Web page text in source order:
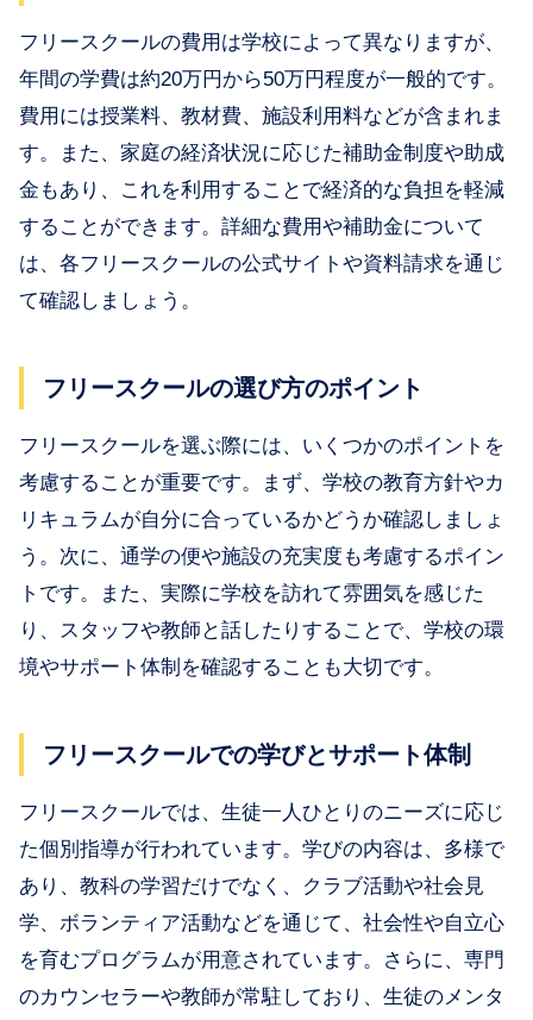
フリースクールの費用は学校によって異なりますが、
年間の学費は約20万円から50万円程度が一般的です。
費用には授業料、教材費、施設利用料などが含まれま
す。また、家庭の経済状況に応じた補助金制度や助成
金もあり、これを利用することで経済的な負担を軽減
することができます。詳細な費用や補助金について
は、各フリースクールの公式サイトや資料請求を通じ
て確認しましょう。
フリースクールの選び方のポイント
フリースクールを選ぶ際には、いくつかのポイントを
考慮することが重要です。まず、学校の教育方針やカ
リキュラムが自分に合っているかどうか確認しましょ
う。次に、通学の便や施設の充実度も考慮するポイン
トです。また、実際に学校を訪れて雰囲気を感じた
り、スタッフや教師と話したりすることで、学校の環
境やサポート体制を確認することも大切です。
フリースクールでの学びとサポート体制
フリースクールでは、生徒一人ひとりのニーズに応じ
た個別指導が行われています。学びの内容は、多様で
あり、教科の学習だけでなく、クラブ活動や社会見
学、ボランティア活動などを通じて、社会性や自立心
を育むプログラムが用意されています。さらに、専門
のカウンセラーや教師が常駐しており、生徒のメンタ